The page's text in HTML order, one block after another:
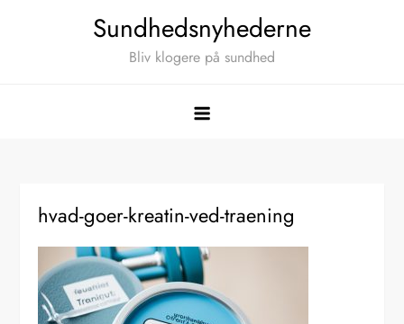
Sundhedsnyhederne
Bliv klogere på sundhed
hvad-goer-kreatin-ved-traening